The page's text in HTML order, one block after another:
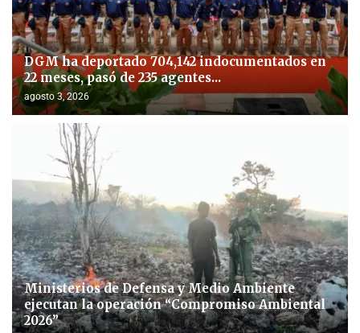
DGM ha deportado 704,142 indocumentados en
22 meses, pasó de 235 agentes...
agosto 3, 2026
Ministerios de Defensa y Medio Ambiente
ejecutan la operación “Compromiso Ambiental
2026”